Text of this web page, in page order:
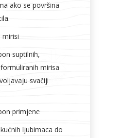
ako se površina
mirisi
suptilnih,
mirisa
svačiji
primjene
ljubimaca do